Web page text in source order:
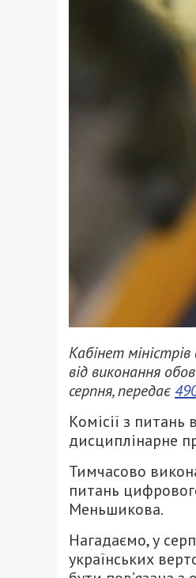
Кабінет
від виконання
серпня, передає
Комісії з
дисциплінарне
Тимчасово
питань
Меньшикова.
Нагадаємо, у
українських